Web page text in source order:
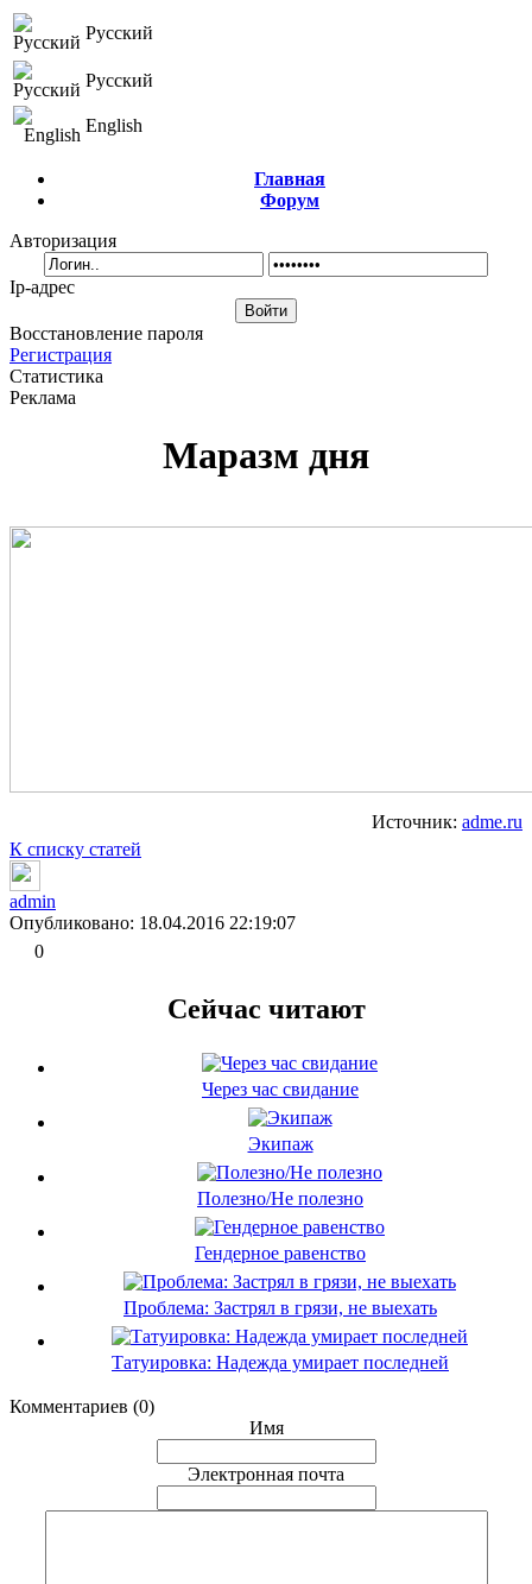
Русский
Русский
English
Главная
Форум
Авторизация
Ip-адрес
Восстановление пароля
Регистрация
Статистика
Реклама
Маразм дня
Источник: adme.ru
К списку статей
admin
Опубликовано: 18.04.2016 22:19:07
0
Сейчас читают
Через час свидание
Экипаж
Полезно/Не полезно
Гендерное равенство
Проблема: Застрял в грязи, не выехать
Татуировка: Надежда умирает последней
Комментариев (0)
Имя
Электронная почта